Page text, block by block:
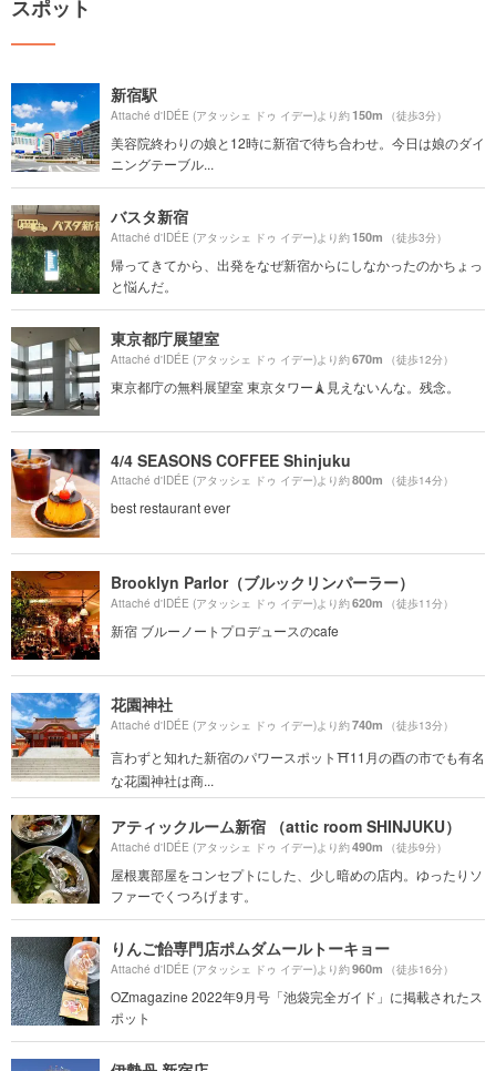
スポット
新宿駅
Attaché d'IDÉE (アタッシェ ドゥ イデー)より約150m （徒歩3分）
美容院終わりの娘と12時に新宿で待ち合わせ。今日は娘のダイ
ニングテーブル...
バスタ新宿
Attaché d'IDÉE (アタッシェ ドゥ イデー)より約150m （徒歩3分）
帰ってきてから、出発をなぜ新宿からにしなかったのかちょっ
と悩んだ。
東京都庁展望室
Attaché d'IDÉE (アタッシェ ドゥ イデー)より約670m （徒歩12分）
東京都庁の無料展望室 東京タワー🗼見えないんな。残念。
4/4 SEASONS COFFEE Shinjuku
Attaché d'IDÉE (アタッシェ ドゥ イデー)より約800m （徒歩14分）
best restaurant ever
Brooklyn Parlor（ブルックリンパーラー）
Attaché d'IDÉE (アタッシェ ドゥ イデー)より約620m （徒歩11分）
新宿 ブルーノートプロデュースのcafe
花園神社
Attaché d'IDÉE (アタッシェ ドゥ イデー)より約740m （徒歩13分）
言わずと知れた新宿のパワースポット⛩11月の酉の市でも有名
な花園神社は商...
アティックルーム新宿 （attic room SHINJUKU）
Attaché d'IDÉE (アタッシェ ドゥ イデー)より約490m （徒歩9分）
屋根裏部屋をコンセプトにした、少し暗めの店内。ゆったりソ
ファーでくつろげます。
りんご飴専門店ポムダムールトーキョー
Attaché d'IDÉE (アタッシェ ドゥ イデー)より約960m （徒歩16分）
OZmagazine 2022年9月号「池袋完全ガイド」に掲載されたス
ポット